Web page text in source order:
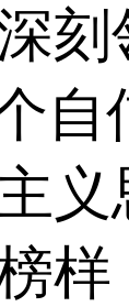
榜